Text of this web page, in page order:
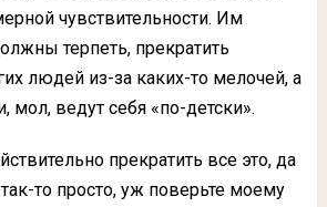
чувствительности. Им
терпеть, прекратить
людей из-за каких-то мелочей, а
мол, ведут себя «по-детски».
прекратить все это, да
то просто, уж поверьте моему